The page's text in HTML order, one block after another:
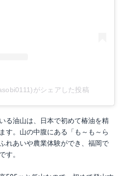
がシェアした投稿
る油山は、日本で初めて椿油を精
す。山の中腹にある「も～も～ら
れあいや農業体験ができ、福岡で
す。